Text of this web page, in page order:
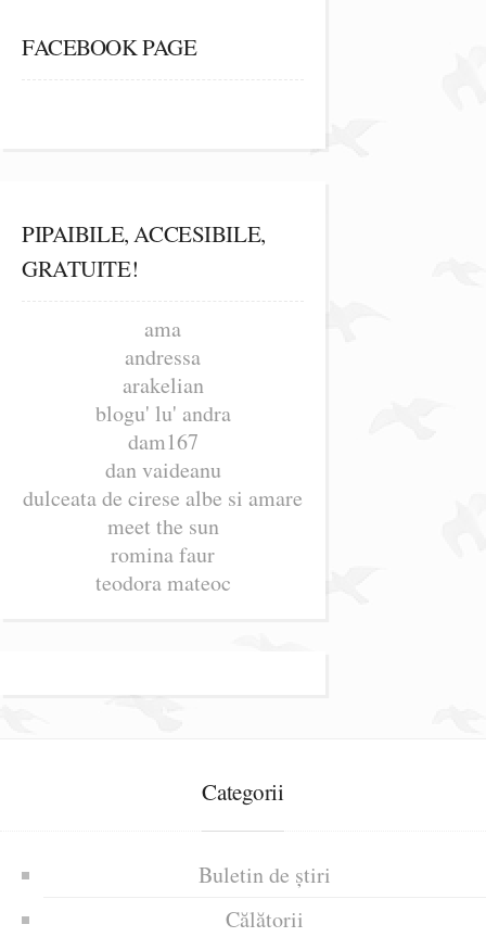
FACEBOOK PAGE
PIPAIBILE, ACCESIBILE,
GRATUITE!
ama
andressa
arakelian
blogu' lu' andra
dam167
dan vaideanu
dulceata de cirese albe si amare
meet the sun
romina faur
teodora mateoc
Categorii
Buletin de știri
Călătorii